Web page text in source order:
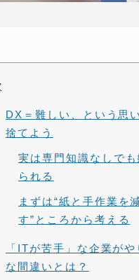
WEBでお問い合わせ
電話でお問い合わせ
DX＝難しい、という思
捨てよう
実は専門知識なしでも
られる
まずは“紙と手作業を
す”ところから考える
「ITが苦手」な企業がや
な間違いとは？